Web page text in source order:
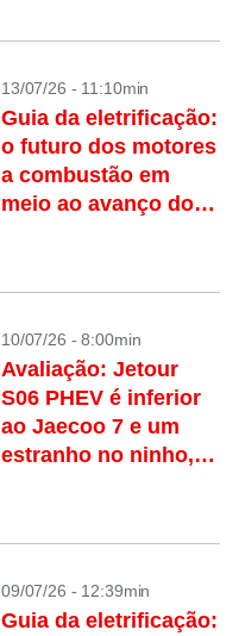
13/07/26 - 11:10min
Guia da eletrificação:
o futuro dos motores
a combustão em
meio ao avanço dos
10/07/26 - 8:00min
Avaliação: Jetour
S06 PHEV é inferior
ao Jaecoo 7 e um
estranho no ninho,
09/07/26 - 12:39min
Guia da eletrificação: